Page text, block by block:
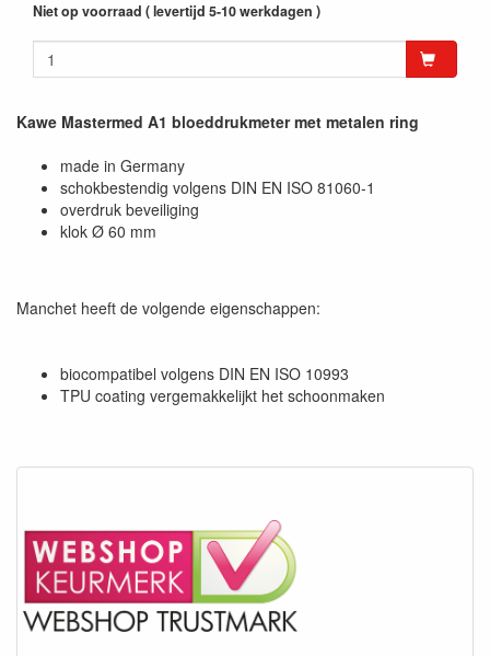
Niet op voorraad ( levertijd 5-10 werkdagen )
Kawe Mastermed A1 bloeddrukmeter met metalen ring
made in Germany
schokbestendig volgens DIN EN ISO 81060-1
overdruk beveiliging
klok Ø 60 mm
Manchet heeft de volgende eigenschappen:
biocompatibel volgens DIN EN ISO 10993
TPU coating vergemakkelijkt het schoonmaken